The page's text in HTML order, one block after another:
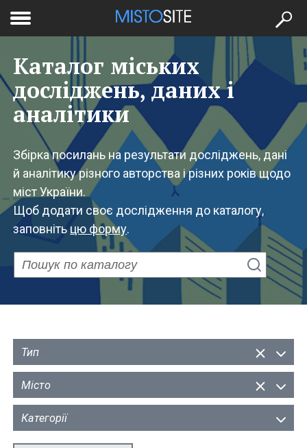
меню
Каталог міських
досліджень, даних і
аналітики
Збірка посилань на результати досліджень, дані
й аналітику різного авторства і різних років щодо
міст України.
Щоб додати своє дослідження до каталогу,
заповніть цю форму.
Тип
Місто
Категорії